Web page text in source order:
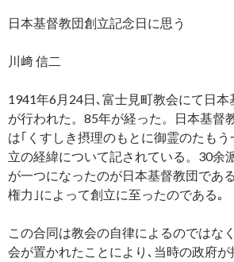
キ
プ
日本基督教団創立記念日に思う
川﨑 信二
1941年6月24日､富士見町教会にて日
が行われた。85年が経った。日本基督
は｢くすしき摂理のもとに御霊のたも
立の経緯について記されている。30余
が一つになったのが日本基督教団であ
権力｣によって創立に至ったのである｡
この合同は教会の自律によるのではな
会が置かれたことにより､当時の政府